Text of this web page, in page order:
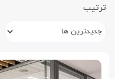
ترتیب